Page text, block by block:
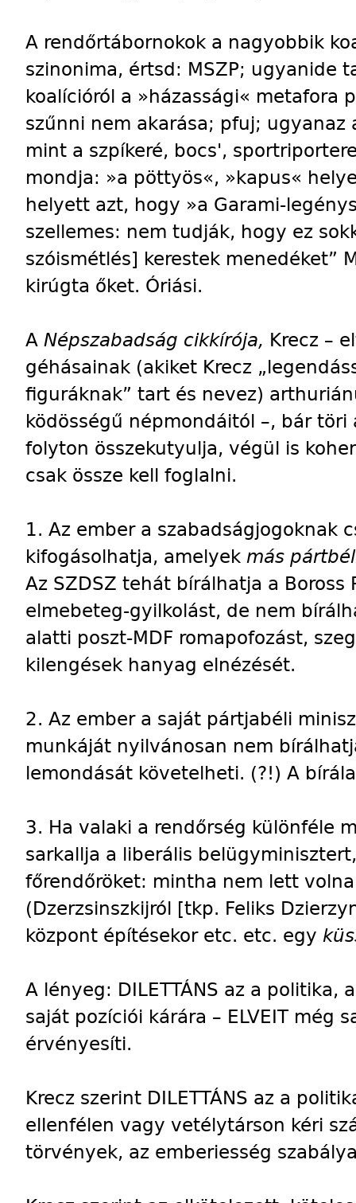
A rendőrtábornokok a nagyobbik
szinonima, értsd: MSZP; ugyanide
koalícióról a »házassági« metafora
szűnni nem akarása; pfuj; ugyanaz
mint a szpíkeré, bocs',
mondja: »a pöttyös«, »kapus«
helyett azt, hogy »a Garami-
szellemes: nem tudják, hogy ez
szóismétlés] kerestek menedéket”
kirúgta őket. Óriási.
A Népszabadság cikkírója, Krecz –
géhásainak (akiket Krecz
figuráknak” tart és nevez)
ködösségű népmondáitól –, bár
folyton összekutyulja, végül is
csak össze kell foglalni.
1. Az ember a szabadságjogoknak
kifogásolhatja, amelyek más
Az SZDSZ tehát bírálhatja a Boross
elmebeteg-gyilkolást, de nem
alatti poszt-MDF romapofozást,
kilengések hanyag elnézését.
2. Az ember a saját pártjabéli
munkáját nyilvánosan nem
lemondását követelheti. (?!) A
3. Ha valaki a rendőrség különféle
sarkallja a liberális
főrendőröket: mintha nem lett
(Dzerzsinszkijról [tkp. Feliks
központ építésekor etc. etc. egy
A lényeg: DILETTÁNS az a politika,
saját pozíciói kárára – ELVEIT még
érvényesíti.
Krecz szerint DILETTÁNS az a
ellenfélen vagy vetélytárson kéri
törvények, az emberiesség